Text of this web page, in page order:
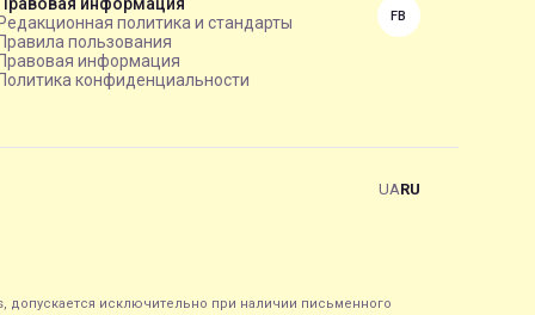
политика и стандарты
пользования
информация
конфиденциальности
FB
UARU
исключительно при наличии письменного